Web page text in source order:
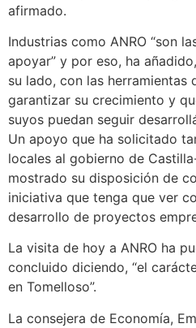
afirmado.
Industrias como ANRO “son
apoyar” y por eso, ha
su lado, con las herramientas
garantizar su crecimiento y
suyos puedan seguir
Un apoyo que ha solicitado
locales al gobierno de
mostrado su disposición de
iniciativa que tenga que ver
desarrollo de proyectos
La visita de hoy a ANRO ha
concluido diciendo, “el
en Tomelloso”.
La consejera de Economía,